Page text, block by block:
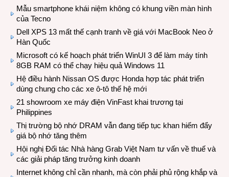
Mẫu smartphone khái niệm không có khung viền màn hình
của Tecno
Dell XPS 13 mất thế cạnh tranh về giá với MacBook Neo ở
Hàn Quốc
Microsoft có kế hoạch phát triển WinUI 3 để làm máy tính
8GB RAM có thể chạy hiệu quả Windows 11
Hệ điều hành Nissan OS được Honda hợp tác phát triển
dùng chung cho các xe ô-tô thế hệ mới
21 showroom xe máy điện VinFast khai trương tại
Philippines
Thị trường bộ nhớ DRAM vẫn đang tiếp tục khan hiếm đẩy
giá bộ nhớ tăng thêm
Hội nghị Đối tác Nhà hàng Grab Việt Nam tư vấn về thuế và
các giải pháp tăng trưởng kinh doanh
Internet không chỉ cần nhanh, mà còn phải phủ rộng khắp và